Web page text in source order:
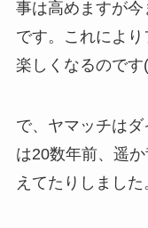
事は高めますが
です。これによ
楽しくなるのです
で、ヤマッチは
は20数年前、遥
えてたりしました